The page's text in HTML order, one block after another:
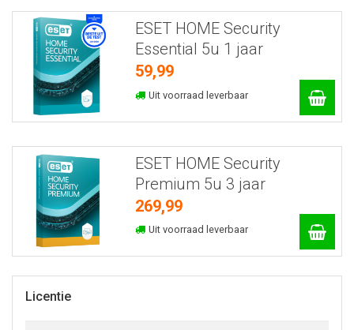
ESET HOME Security
Essential 5u 1 jaar
59,99
Uit voorraad leverbaar
ESET HOME Security
Premium 5u 3 jaar
269,99
Uit voorraad leverbaar
Licentie